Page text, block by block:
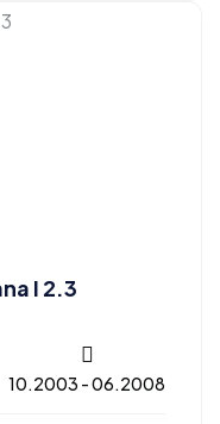
I 2.3
10.2003 - 06.2008